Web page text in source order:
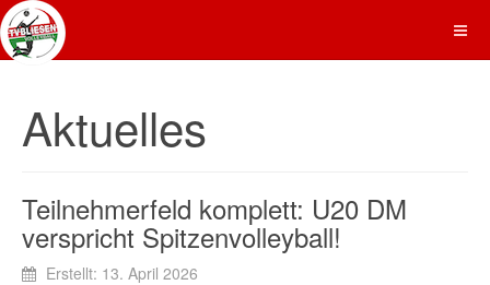
Aktuelles
Teilnehmerfeld komplett: U20 DM
verspricht Spitzenvolleyball!
Erstellt: 13. April 2026